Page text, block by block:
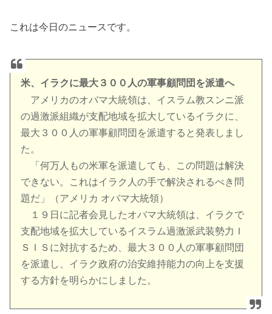
これは今日のニュースです。
米、イラクに最大３００人の軍事顧問団を派遣へ
アメリカのオバマ大統領は、イスラム教スンニ派
の過激派組織が支配地域を拡大しているイラクに、
最大３００人の軍事顧問団を派遣すると発表しまし
た。
「何万人もの米軍を派遣しても、この問題は解決
できない。これはイラク人の手で解決されるべき問
題だ」（アメリカ オバマ大統領）
１９日に記者会見したオバマ大統領は、イラクで
支配地域を拡大しているイスラム過激派武装勢力Ｉ
ＳＩＳに対抗するため、最大３００人の軍事顧問団
を派遣し、イラク政府の治安維持能力の向上を支援
する方針を明らかにしました。